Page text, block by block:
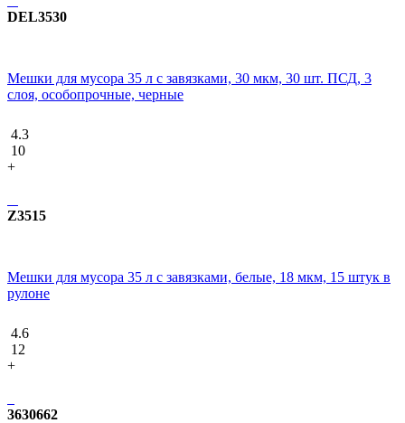
DEL3530
Мешки для мусора 35 л с завязками, 30 мкм, 30 шт. ПСД, 3
слоя, особопрочные, черные
4.3
10
+
Z3515
Мешки для мусора 35 л с завязками, белые, 18 мкм, 15 штук в
рулоне
4.6
12
+
3630662